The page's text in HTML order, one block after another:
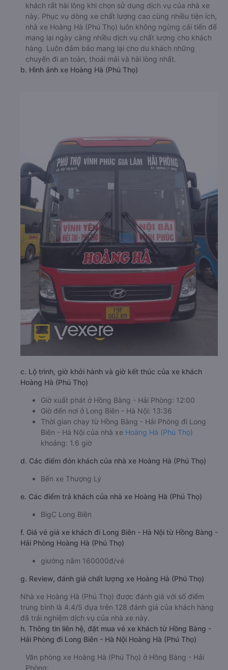
khách rất hài lòng khi chọn sử dụng dịch vụ của nhà xe
này. Phục vụ dòng xe chất lượng cao cùng nhiều tiện ích,
nhà xe Hoàng Hà (Phú Thọ) luôn không ngừng cải tiến để
mang lại ngày càng nhiều dịch vụ chất lượng cho khách
hàng. Luôn đảm bảo mang lại cho du khách những
chuyến đi an toàn, thoái mái và hài lòng nhất.
b. Hình ảnh xe Hoàng Hà (Phú Thọ)
c. Lộ trình, giờ khởi hành và giờ kết thúc của xe khách
Hoàng Hà (Phú Thọ)
Giờ xuất phát ở Hồng Bàng - Hải Phòng: 12:00
Giờ đến nơi ở Long Biên - Hà Nội: 13:36
Thời gian chạy từ Hồng Bàng - Hải Phòng đi Long
Biên - Hà Nội của nhà xe Hoàng Hà (Phú Thọ)
khoảng: 1.6 giờ
d. Các điểm đón khách của nhà xe Hoàng Hà (Phú Thọ)
Bến xe Thượng Lý
e. Các điểm trả khách của nhà xe Hoàng Hà (Phú Thọ)
BigC Long Biên
f. Giá vé giá xe khách đi Long Biên - Hà Nội từ Hồng Bàng -
Hải Phòng Hoàng Hà (Phú Thọ)
giường nằm 160000đ/vé
g. Review, đánh giá chất lượng xe Hoàng Hà (Phú Thọ)
Nhà xe Hoàng Hà (Phú Thọ) được đánh giá với số điểm
trung bình là 4.4/5 dựa trên 128 đánh giá của khách hàng
đã trải nghiệm dịch vụ của nhà xe này.
h. Thông tin liên hệ, đặt mua vé xe khách từ Hồng Bàng -
Hải Phòng đi Long Biên - Hà Nội Hoàng Hà (Phú Thọ)
Văn phòng xe Hoàng Hà (Phú Thọ) ở Hồng Bàng - Hải
Phòng: